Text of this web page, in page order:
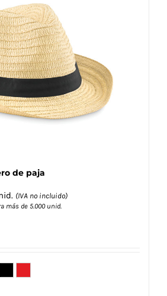
variantes.
Las
opciones
se
pueden
elegir
la
página
de paja
(IVA no incluido)
más de 5.000 unid.